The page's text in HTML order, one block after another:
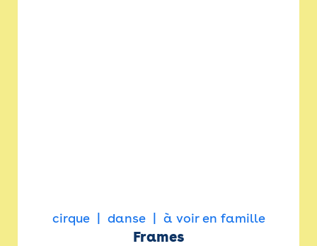
cirque danse à voir en famille
Frames